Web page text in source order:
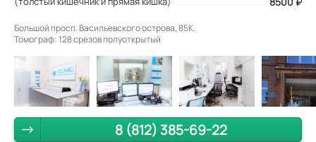
Большой просп. Васильевского острова, 85К.
Томограф: 128 срезов полуоткрытый
8 (812) 385-69-22